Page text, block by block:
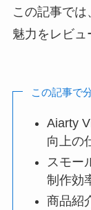
この記事で
魅力をレビュ
この記事で
Aiarty
向上の
スモー
制作効
商品紹